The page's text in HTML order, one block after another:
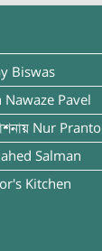
Biswas
Nawaze Pavel
Nur Pranto
Salman
Kitchen